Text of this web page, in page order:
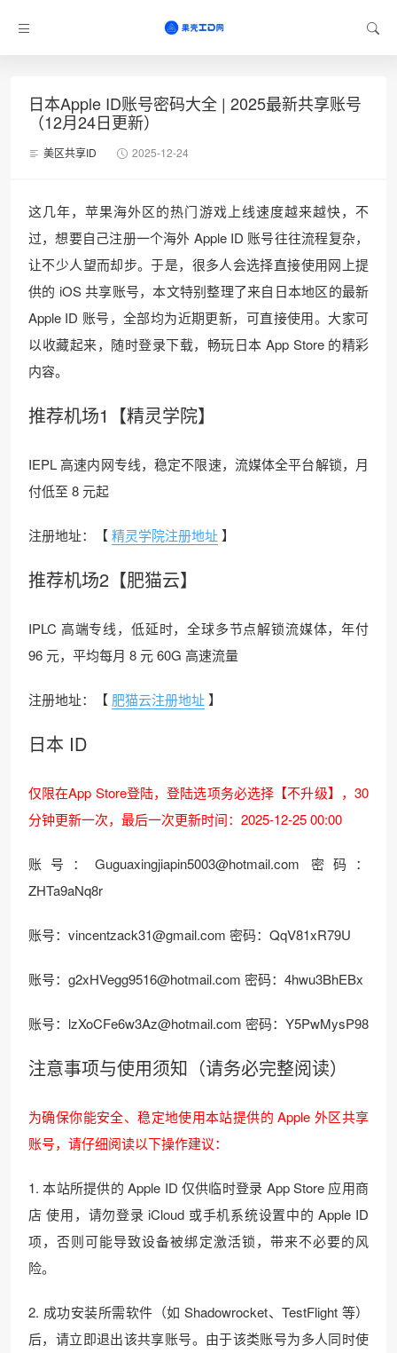
日本Apple ID账号密码大全 | 2025最新共享账号
（12月24日更新）
美区共享ID 2025-12-24
这几年，苹果海外区的热门游戏上线速度越来越快，不
过，想要自己注册一个海外 Apple ID 账号往往流程复杂，
让不少人望而却步。于是，很多人会选择直接使用网上提
供的 iOS 共享账号，本文特别整理了来自日本地区的最新
Apple ID 账号，全部均为近期更新，可直接使用。大家可
以收藏起来，随时登录下载，畅玩日本 App Store 的精彩
内容。
推荐机场1【精灵学院】
IEPL 高速内网专线，稳定不限速，流媒体全平台解锁，月
付低至 8 元起
注册地址：【精灵学院注册地址】
推荐机场2【肥猫云】
IPLC 高端专线，低延时，全球多节点解锁流媒体，年付
96 元，平均每月 8 元 60G 高速流量
注册地址：【 肥猫云注册地址】
日本 ID
仅限在App Store登陆，登陆选项务必选择【不升级】，30
分钟更新一次，最后一次更新时间：2025-12-25 00:00
账号：Guguaxingjiapin5003@hotmail.com 密码：
ZHTa9aNq8r
账号：vincentzack31@gmail.com 密码：QqV81xR79U
账号：g2xHVegg9516@hotmail.com 密码：4hwu3BhEBx
账号：lzXoCFe6w3Az@hotmail.com 密码：Y5PwMysP98
注意事项与使用须知（请务必完整阅读）
为确保你能安全、稳定地使用本站提供的 Apple 外区共享
账号，请仔细阅读以下操作建议：
1. 本站所提供的 Apple ID 仅供临时登录 App Store 应用商
店 使用，请勿登录 iCloud 或手机系统设置中的 Apple ID
项，否则可能导致设备被绑定激活锁，带来不必要的风
险。
2. 成功安装所需软件（如 Shadowrocket、TestFlight 等）
后，请立即退出该共享账号。由于该类账号为多人同时使